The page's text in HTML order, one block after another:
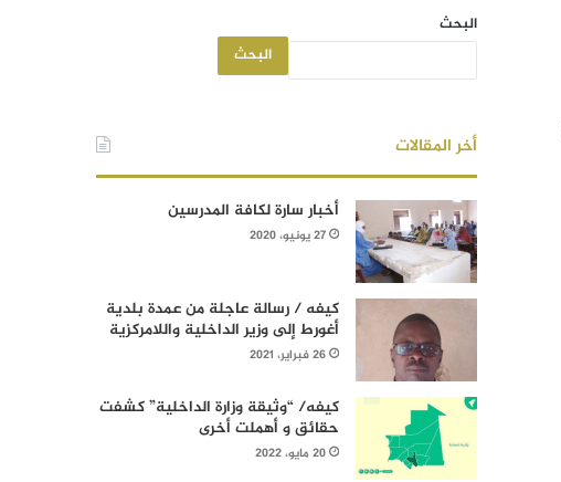
البحث
البحث
أخر المقالات
أخبار سارة لكافة المدرسين
27 يونيو، 2020
كيفه / رسالة عاجلة من عمدة بلدية
أغورط إلى وزير الداخلية واللامركزية
26 فبراير، 2021
كيفه/ “وثيقة وزارة الداخلية” كشفت
حقائق و أهملت أخرى
20 مايو، 2022